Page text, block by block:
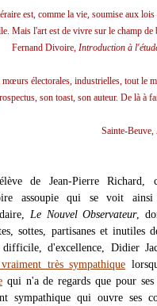
est, comme la vie, soumise aux
Mais l'art est de vivre sur le champ de
Fernand Divoire, Introduction à
électorales, industrielles, tout le
son toast, son auteur. De là à
Sainte-Beuve,
de Jean-Pierre
assoupie qui se voit
Le Nouvel Observateur,
sottes, partisanes et inutiles
difficile, d'excellence, Didier
très sympathique
qui n'a de regards que pour
sympathique qui ouvre ses